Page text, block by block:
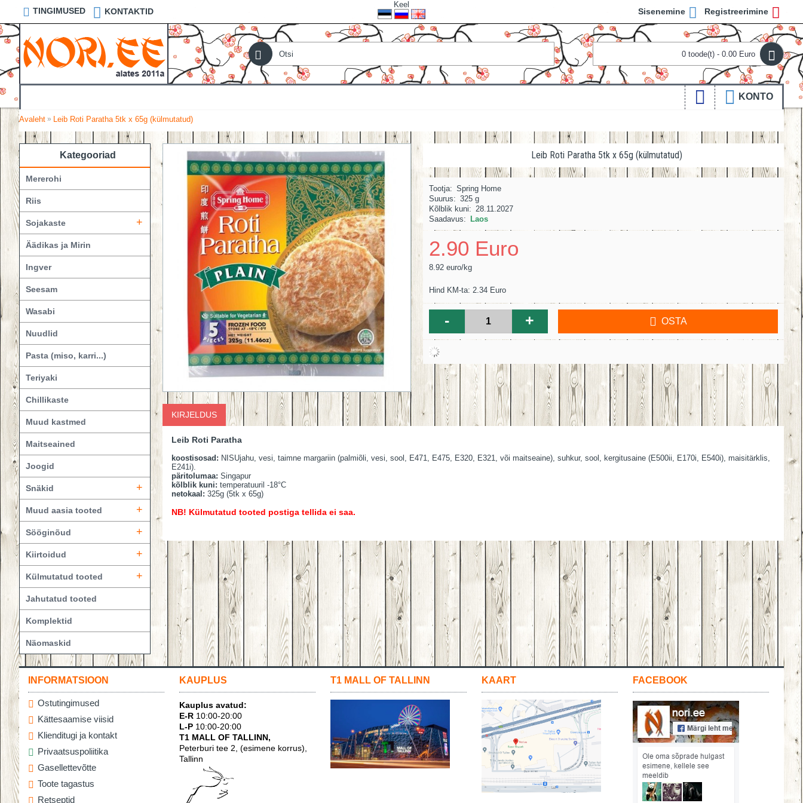
TINGIMUSED KONTAKTID
Keel
Sisenemine Registreerimine
0 toode(t) - 0.00 Euro
KONTO
Avaleht » Leib Roti Paratha 5tk x 65g (külmutatud)
Kategooriad
Mererohi
Riis
Sojakaste +
Äädikas ja Mirin
Ingver
Seesam
Wasabi
Nuudlid
Pasta (miso, karri...)
Teriyaki
Сhillikaste
Muud kastmed
Maitseained
Joogid
Snäkid +
Muud aasia tooted +
Sööginõud +
Kiirtoidud +
Külmutatud tooted +
Jahutatud tooted
Komplektid
Näomaskid
Leib Roti Paratha 5tk x 65g (külmutatud)
Tootja: Spring Home
Suurus: 325 g
Kõlblik kuni: 28.11.2027
Saadavus:
Laos
2.90 Euro
8.92 euro/kg
Hind KM-ta: 2.34 Euro
- + OSTA
KIRJELDUS
Leib Roti Paratha
koostisosad: NISUjahu, vesi, taimne margariin (palmiõli, vesi, sool, E471, E475, E320, E321, või maitseaine), suhkur, sool, kergitusaine (E500ii, E170i, E540i), maisitärklis,
E241i).
päritolumaa: Singapur
kõlblik kuni: temperatuuril -18°C
netokaal: 325g (5tk x 65g)
NB! Külmutatud tooted postiga tellida ei saa.
INFORMATSIOON
Ostutingimused
Kättesaamise viisid
Klienditugi ja kontakt
Privaatsuspoliitika
Gasellettevõtte
Toote tagastus
Retseptid
KAUPLUS
Kauplus avatud:
E-R 10:00-20:00
L-P 10:00-20:00
T1 MALL OF TALLINN,
Peterburi tee 2, (esimene korrus),
Tallinn
T1 MALL OF TALLINN KAART FACEBOOK